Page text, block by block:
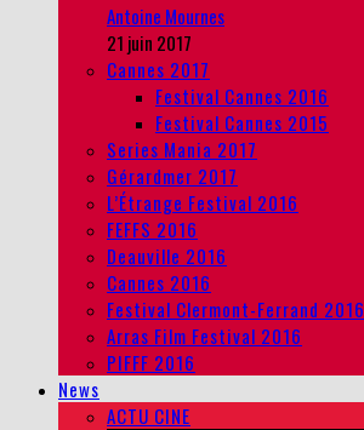
Antoine Mournes
21 juin 2017
Cannes 2017
Festival Cannes 2016
Festival Cannes 2015
Series Mania 2017
Gérardmer 2017
L’Étrange Festival 2016
FEFFS 2016
Deauville 2016
Cannes 2016
Festival Clermont-Ferrand 2016
Arras Film Festival 2016
PIFFF 2016
News
ACTU CINE